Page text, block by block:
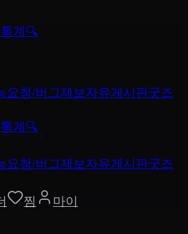
통계 🔍
요청/버그제보자유게시판굿즈
통계 🔍
요청/버그제보자유게시판굿즈
찜 마이